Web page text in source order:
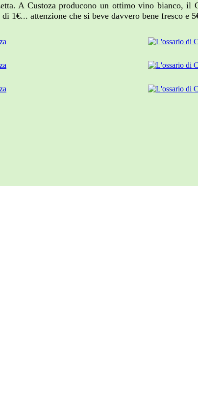
A Custoza producono un ottimo vino bianco, il
attenzione che si beve davvero bene fresco e